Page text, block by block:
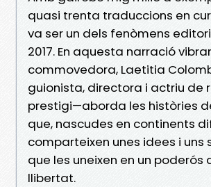
quasi trenta traduccions en
va ser un dels fenòmens
2017. En aquesta narració
commovedora, Laetitia
guionista, directora i actriu de
prestigi—aborda les històries
que, nascudes en continents
comparteixen unes idees i uns
que les uneixen en un poderós
llibertat.